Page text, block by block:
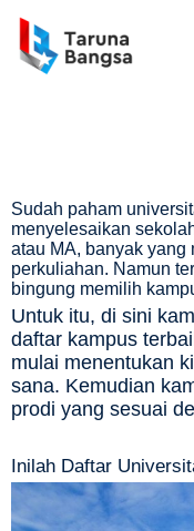
Negeri (PTN)
Sudah paham
menyelesaikan
atau MA, banyak yang
perkuliahan. Namun
bingung memilih
Untuk itu, di sini
daftar kampus
mulai menentukan
sana. Kemudian
prodi yang sesuai
Inilah Daftar